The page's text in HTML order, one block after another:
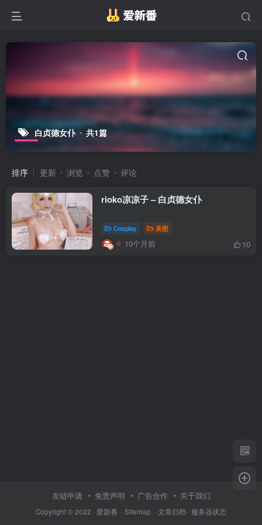
白贞德女仆 共1篇
排序 更新 浏览 点赞 评论
rioko凉凉子 – 白贞德女仆
Cosplay 美图
10个月前 10
友链申请 免责声明 广告合作 关于我们
Copyright © 2022 · 爱新番 · Sitemap · 文章归档 · 服务器状态